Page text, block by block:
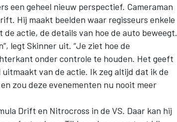
een geheel nieuw perspectief. Cameraman
Hij maakt beelden waar regisseurs enkele
actie, de details van hoe de auto beweegt.
legt Skinner uit. “Je ziet hoe de
onder controle te houden. Het geeft
van de actie. Ik zeg altijd dat ik de
zou deze evenementen nu nooit meer
Drift en Nitrocross in de VS. Daar kan hij